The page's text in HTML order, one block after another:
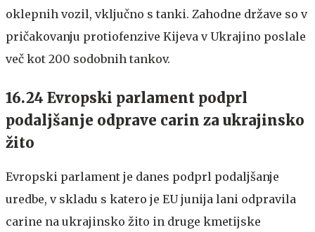
oklepnih vozil, vključno s tanki. Zahodne države so v
pričakovanju protiofenzive Kijeva v Ukrajino poslale
več kot 200 sodobnih tankov.
16.24 Evropski parlament podprl
podaljšanje odprave carin za ukrajinsko
žito
Evropski parlament je danes podprl podaljšanje
uredbe, v skladu s katero je EU junija lani odpravila
carine na ukrajinsko žito in druge kmetijske